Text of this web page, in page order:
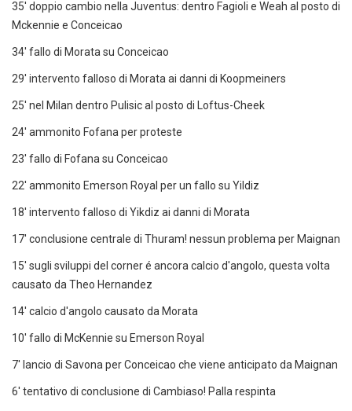
35' doppio cambio nella Juventus: dentro Fagioli e Weah al posto di
Mckennie e Conceicao
34' fallo di Morata su Conceicao
29' intervento falloso di Morata ai danni di Koopmeiners
25' nel Milan dentro Pulisic al posto di Loftus-Cheek
24' ammonito Fofana per proteste
23' fallo di Fofana su Conceicao
22' ammonito Emerson Royal per un fallo su Yildiz
18' intervento falloso di Yikdiz ai danni di Morata
17' conclusione centrale di Thuram! nessun problema per Maignan
15' sugli sviluppi del corner é ancora calcio d'angolo, questa volta
causato da Theo Hernandez
14' calcio d'angolo causato da Morata
10' fallo di McKennie su Emerson Royal
7' lancio di Savona per Conceicao che viene anticipato da Maignan
6' tentativo di conclusione di Cambiaso! Palla respinta